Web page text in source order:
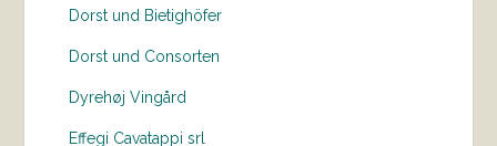
Dorst und Bietighöfer
Dorst und Consorten
Dyrehøj Vingård
Effegi Cavatappi srl